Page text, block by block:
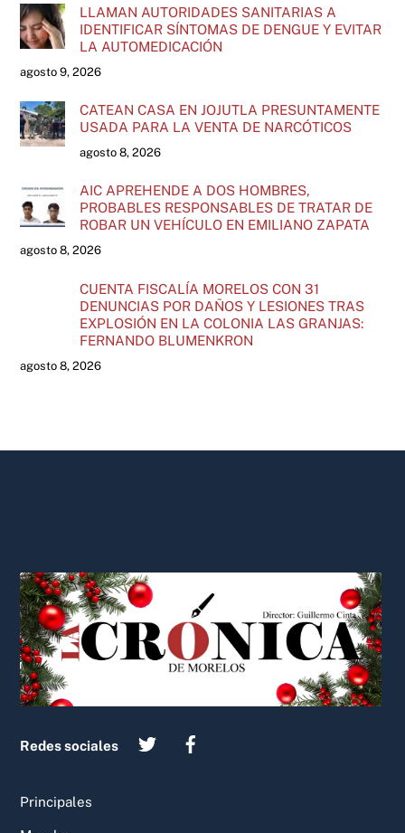
LLAMAN AUTORIDADES SANITARIAS A
IDENTIFICAR SÍNTOMAS DE DENGUE Y EVITAR
LA AUTOMEDICACIÓN
agosto 9, 2026
CATEAN CASA EN JOJUTLA PRESUNTAMENTE
USADA PARA LA VENTA DE NARCÓTICOS
agosto 8, 2026
AIC APREHENDE A DOS HOMBRES,
PROBABLES RESPONSABLES DE TRATAR DE
ROBAR UN VEHÍCULO EN EMILIANO ZAPATA
agosto 8, 2026
CUENTA FISCALÍA MORELOS CON 31
DENUNCIAS POR DAÑOS Y LESIONES TRAS
EXPLOSIÓN EN LA COLONIA LAS GRANJAS:
FERNANDO BLUMENKRON
agosto 8, 2026
To
Top
Redes sociales
Principales